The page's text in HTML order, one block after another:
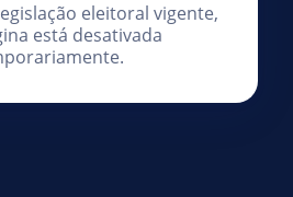
eleitoral vigente,
está desativada